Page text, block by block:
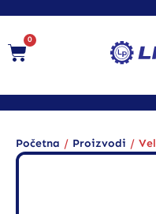
0
Početna / Proizvodi /